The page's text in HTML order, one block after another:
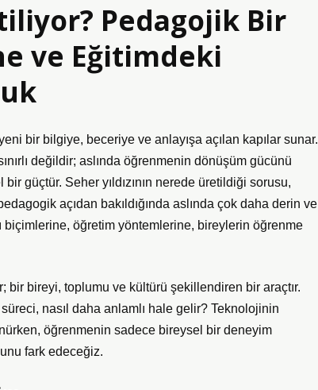
Pedagojik Bir
ve Eğitimdeki
bir bilgiye, beceriye ve anlayışa açılan kapılar sunar.
değildir; aslında öğrenmenin dönüşüm gücünü
güçtür. Seher yıldızının nerede üretildiği sorusu,
açıdan bakıldığında aslında çok daha derin ve
biçimlerine, öğretim yöntemlerine, bireylerin öğrenme
bir bireyi, toplumu ve kültürü şekillendiren bir araçtır.
nasıl daha anlamlı hale gelir? Teknolojinin
öğrenmenin sadece bireysel bir deneyim
fark edeceğiz.